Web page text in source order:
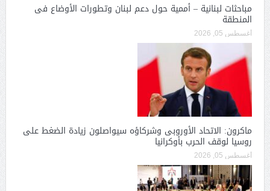
مباحثات لبنانية – أممية حول دعم لبنان وتطورات الأوضاع فى
المنطقة
أغسطس 05, 2026
ماكرون: الاتحاد الأوروبى وشركاؤه سيواصلون زيادة الضغط على
روسيا لوقف الحرب بأوكرانيا
أغسطس 05, 2026